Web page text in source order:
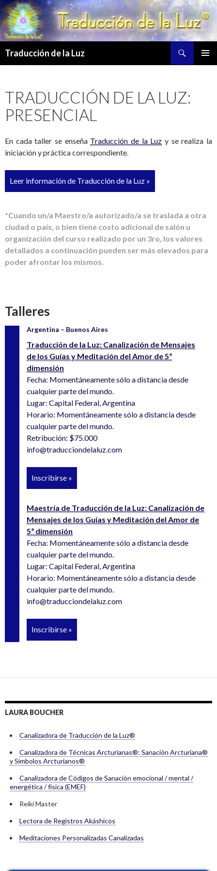
Traducción de la Luz
TRADUCCIÓN DE LA LUZ:
PRESENCIAL
En cada taller se enseña Traducción de la Luz y se realiza la
iniciación y práctica correspondiente.
Leer información de Traducción de la Luz »
*Cuando un/a Maestro/a autorizado/a se traslada a otra
ciudad o país, o bien tiene costo adicional de salón u
organización del curso realizado por un 3ro, los valores
detallados a continuación pueden ser más elevados para
poder afrontar los mismos.
Talleres
Argentina – Buenos Aires
Traducción de la Luz: Canalización de Mensajes
de los Guías y Meditación del Amor de 5ª
dimensión
Fecha: Momentáneamente sólo a distancia desde
cualquier parte del mundo.
Lugar: Capital Federal, Argentina
Horario: Momentáneamente sólo a distancia desde
cualquier parte del mundo.
Retribución: $75.000
info@traducciondelaluz.com
Inscribirse »
Maestría de Traducción de la Luz: Canalización de
Mensajes de los Guías y Meditación del Amor de
5ª dimensión
Fecha: Momentáneamente sólo a distancia desde
cualquier parte del mundo.
Lugar: Capital Federal, Argentina
Horario: Momentáneamente sólo a distancia desde
cualquier parte del mundo.
info@traducciondelaluz.com
Inscribirse »
LAURA BOUCHER
Canalizadora de Traducción de la Luz®
Canalizadora de Técnicas Arcturianas®: Sanación Arcturiana®
y Símbolos Arcturianos®
Canalizadora de Códigos de Sanación emocional / mental /
energética / física (EMEF)
Reiki Master
Lectora de Registros Akáshicos
Meditaciones Personalizadas Canalizadas